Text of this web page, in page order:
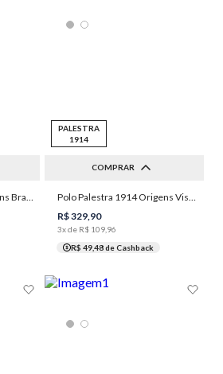
Polo Palestra 1914 Origens Brasões Masculina Individual
PALESTRA
1914
COMPRAR
XGG
Polo Palestra 1914 Origens Vista V Masculina Individual
R$329,90
3x de R$ 109 96
R$ 49,48de Cashback